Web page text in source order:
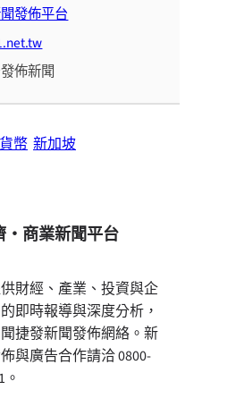
發佈平台
佈新聞
幣 新加坡
・商業新聞平台
財經、產業、投資與企
即時報導與深度分析，
捷發新聞發佈網絡。新
與廣告合作請洽 0800-